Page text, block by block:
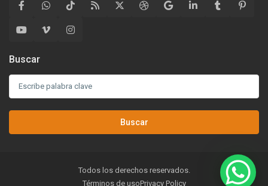
Buscar
Buscar
Todos los derechos reservados.
Términos de usoPrivacy Policy